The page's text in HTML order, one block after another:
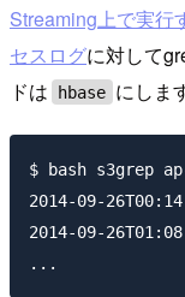
Streaming上で実行
セスログに対して
ドは
hbase にしま
$ bash s3grep
2014-09-
2014-09-